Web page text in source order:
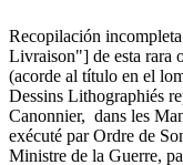
Recopilación
Livraison"] de esta rara
(acorde al título en el
Dessins Lithographiés
Canonnier, dans les
exécuté par Ordre de
Ministre de la Guerre,